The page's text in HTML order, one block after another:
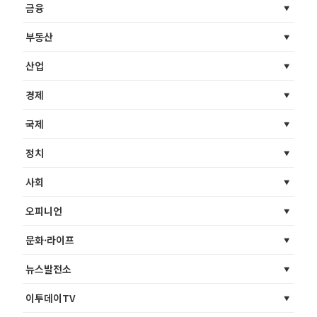
금융
부동산
산업
경제
국제
정치
사회
오피니언
문화·라이프
뉴스발전소
이투데이TV